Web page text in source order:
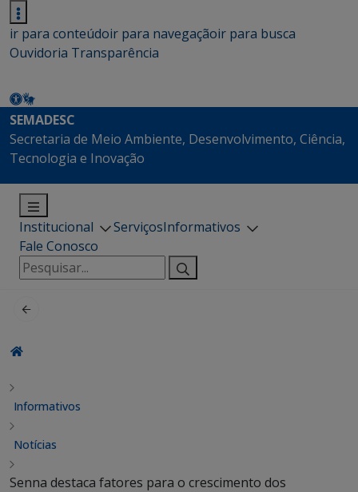
ir para conteúdoir para navegaçãoir para busca
Ouvidoria Transparência
SEMADESC
Secretaria de Meio Ambiente, Desenvolvimento, Ciência,
Tecnologia e Inovação
Institucional ServiçosInformativos
Fale Conosco
Pesquisar
por:
Informativos
Notícias
Senna destaca fatores para o crescimento dos